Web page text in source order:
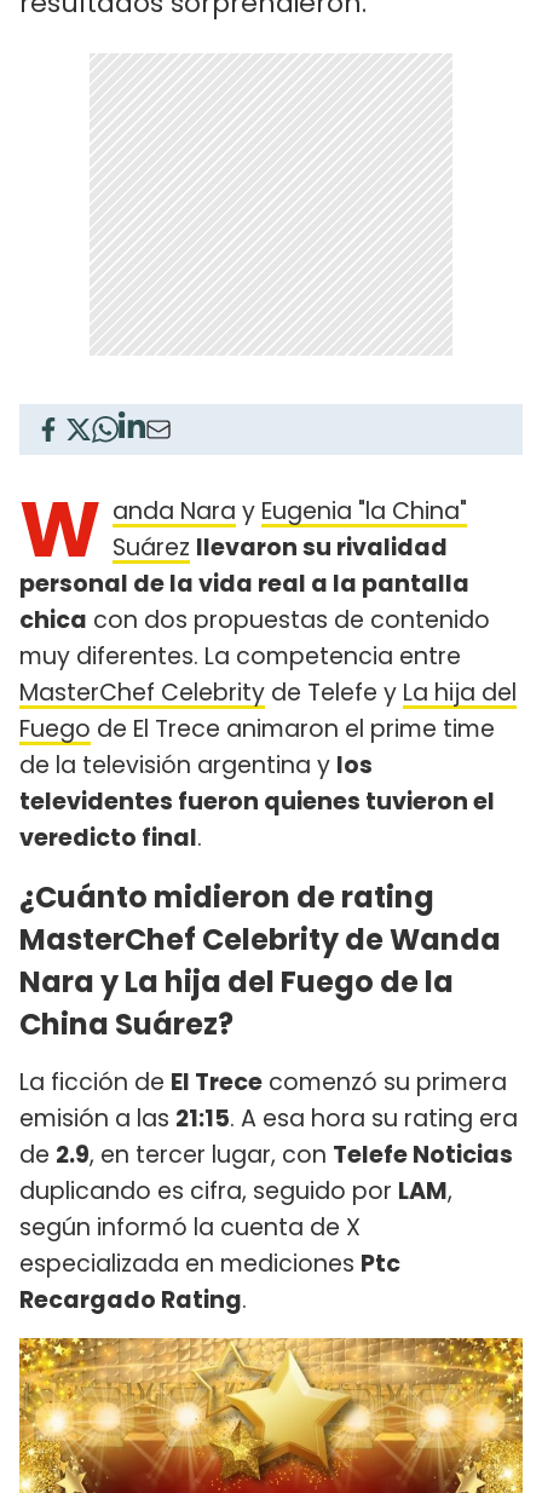
W anda Nara y Eugenia "la China"
Suárez llevaron su rivalidad
personal de la vida real a la pantalla
chica con dos propuestas de contenido
muy diferentes. La competencia entre
MasterChef Celebrity de Telefe y La hija del
Fuego de El Trece animaron el prime time
de la televisión argentina y los
televidentes fueron quienes tuvieron el
veredicto final.
¿Cuánto midieron de rating
MasterChef Celebrity de Wanda
Nara y La hija del Fuego de la
China Suárez?
La ficción de El Trece comenzó su primera
emisión a las 21:15. A esa hora su rating era
de 2.9, en tercer lugar, con Telefe Noticias
duplicando es cifra, seguido por LAM,
según informó la cuenta de X
especializada en mediciones Ptc
Recargado Rating.